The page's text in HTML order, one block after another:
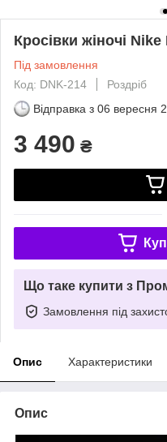
Кросівки жіночі
Під замовлення
Код: DNK-214
Роздріб
Відправка з 06 вересня
3 490 ₴
Що таке купити з
Замовлення під
Опис Характеристики
Опис